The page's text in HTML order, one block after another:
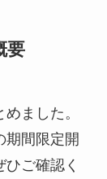
要
ました。
期間限定開
ご確認く